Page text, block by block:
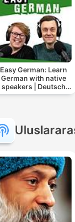
Easy German: Learn
German with native
speakers | Deutsch
lernen mit